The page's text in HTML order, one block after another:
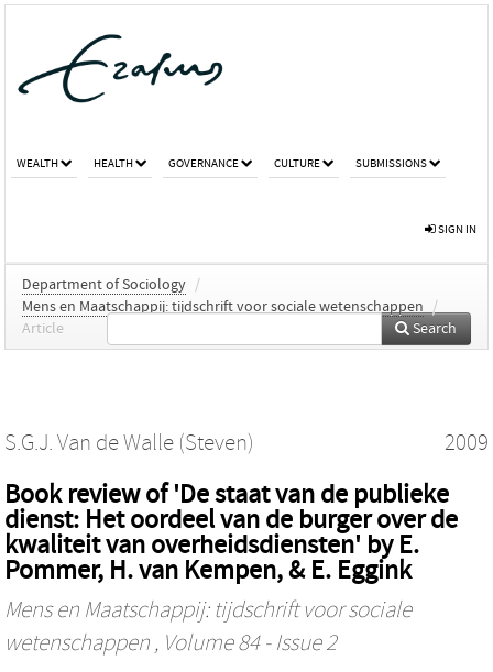
WEALTH HEALTH GOVERNANCE CULTURE SUBMISSIONS
SIGN IN
Department of Sociology /
Mens en Maatschappij: tijdschrift voor sociale wetenschappen
/
Article
Search
S.G.J. Van de Walle (Steven) 2009
Book review of 'De staat van de publieke
dienst: Het oordeel van de burger over de
kwaliteit van overheidsdiensten' by E.
Pommer, H. van Kempen, & E. Eggink
Mens en Maatschappij: tijdschrift voor sociale
wetenschappen , Volume 84 - Issue 2